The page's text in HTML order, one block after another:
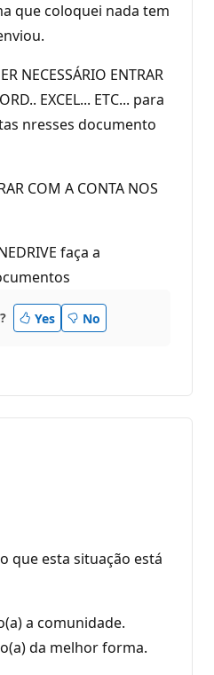
que coloquei nada tem
NECESSÁRIO ENTRAR
EXCEL... ETC... para
nresses documento
COM A CONTA NOS
faça a
Yes No
que esta situação está
a comunidade.
da melhor forma.